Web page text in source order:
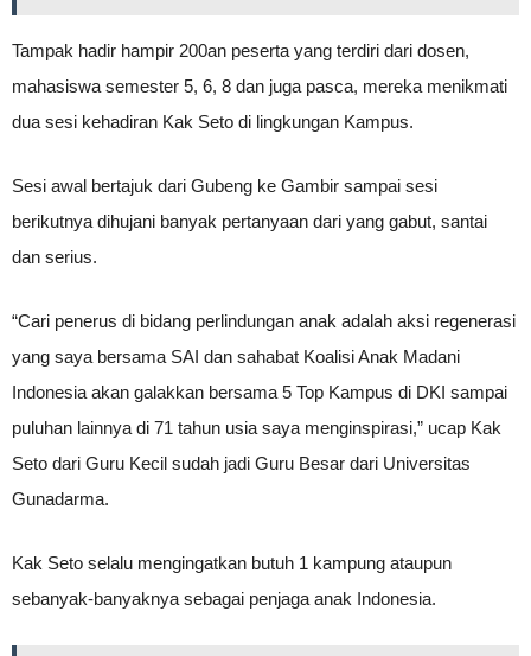
Tampak hadir hampir 200an peserta yang terdiri dari dosen,
mahasiswa semester 5, 6, 8 dan juga pasca, mereka menikmati
dua sesi kehadiran Kak Seto di lingkungan Kampus.
Sesi awal bertajuk dari Gubeng ke Gambir sampai sesi
berikutnya dihujani banyak pertanyaan dari yang gabut, santai
dan serius.
“Cari penerus di bidang perlindungan anak adalah aksi regenerasi
yang saya bersama SAI dan sahabat Koalisi Anak Madani
Indonesia akan galakkan bersama 5 Top Kampus di DKI sampai
puluhan lainnya di 71 tahun usia saya menginspirasi,” ucap Kak
Seto dari Guru Kecil sudah jadi Guru Besar dari Universitas
Gunadarma.
Kak Seto selalu mengingatkan butuh 1 kampung ataupun
sebanyak-banyaknya sebagai penjaga anak Indonesia.